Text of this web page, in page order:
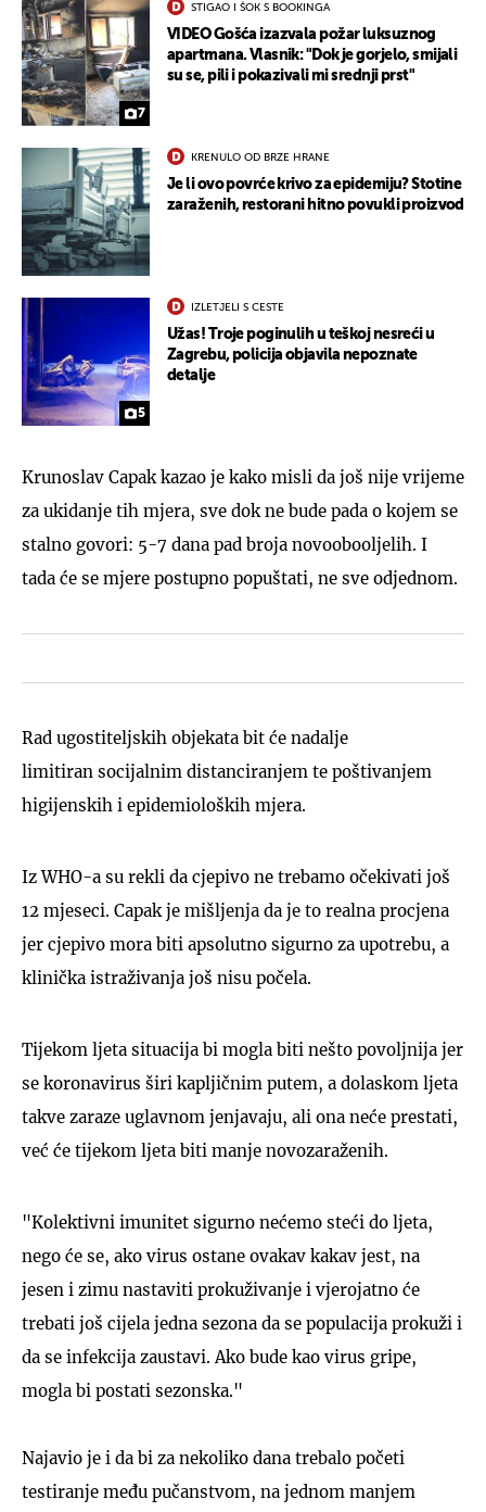
7
STIGAO I ŠOK S BOOKINGA
VIDEO Gošća izazvala požar luksuznog
apartmana. Vlasnik: "Dok je gorjelo, smijali
su se, pili i pokazivali mi srednji prst"
KRENULO OD BRZE HRANE
Je li ovo povrće krivo za epidemiju? Stotine
zaraženih, restorani hitno povukli proizvod
5
IZLETJELI S CESTE
Užas! Troje poginulih u teškoj nesreći u
Zagrebu, policija objavila nepoznate
detalje
Krunoslav Capak kazao je kako misli da još nije vrijeme
za ukidanje tih mjera, sve dok ne bude pada o kojem se
stalno govori: 5-7 dana pad broja novoobooljelih. I
tada će se mjere postupno popuštati, ne sve odjednom.
Rad ugostiteljskih objekata bit će nadalje
limitiran socijalnim distanciranjem te poštivanjem
higijenskih i epidemioloških mjera.
Iz WHO-a su rekli da cjepivo ne trebamo očekivati još
12 mjeseci. Capak je mišljenja da je to realna procjena
jer cjepivo mora biti apsolutno sigurno za upotrebu, a
klinička istraživanja još nisu počela.
Tijekom ljeta situacija bi mogla biti nešto povoljnija jer
se koronavirus širi kapljičnim putem, a dolaskom ljeta
takve zaraze uglavnom jenjavaju, ali ona neće prestati,
već će tijekom ljeta biti manje novozaraženih.
"Kolektivni imunitet sigurno nećemo steći do ljeta,
nego će se, ako virus ostane ovakav kakav jest, na
jesen i zimu nastaviti prokuživanje i vjerojatno će
trebati još cijela jedna sezona da se populacija prokuži i
da se infekcija zaustavi. Ako bude kao virus gripe,
mogla bi postati sezonska."
Najavio je i da bi za nekoliko dana trebalo početi
testiranje među pučanstvom, na jednom manjem